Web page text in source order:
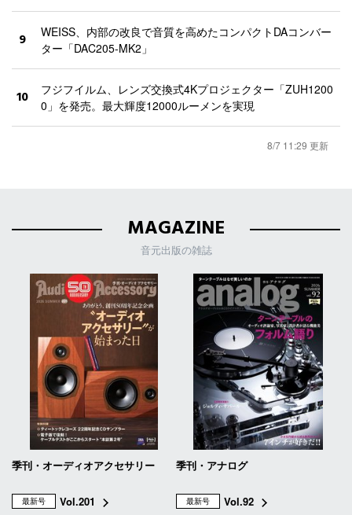
9
WEISS、内部の改良で音質を高めたコンパクトDAコンバー
ター「DAC205-MK2」
10
フジフイルム、レンズ交換式4Kプロジェクター「ZUH1200
0」を発売。最大輝度12000ルーメンを実現
8/7 11:29 更新
MAGAZINE
音元出版の雑誌
季刊・オーディオアクセサリー
最新号
Vol.201
季刊・アナログ
最新号
Vol.92